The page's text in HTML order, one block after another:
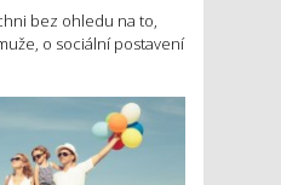
bez ohledu na to,
o sociální postavení